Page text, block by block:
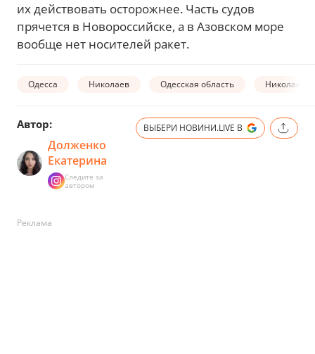
их действовать осторожнее. Часть судов
прячется в Новороссийске, а в Азовском море
вообще нет носителей ракет.
Одесса Николаев Одесская область
Автор:
Долженко
Екатерина
Следите за
автором
ВЫБЕРИ НОВИНИ.LIVE В
Реклама